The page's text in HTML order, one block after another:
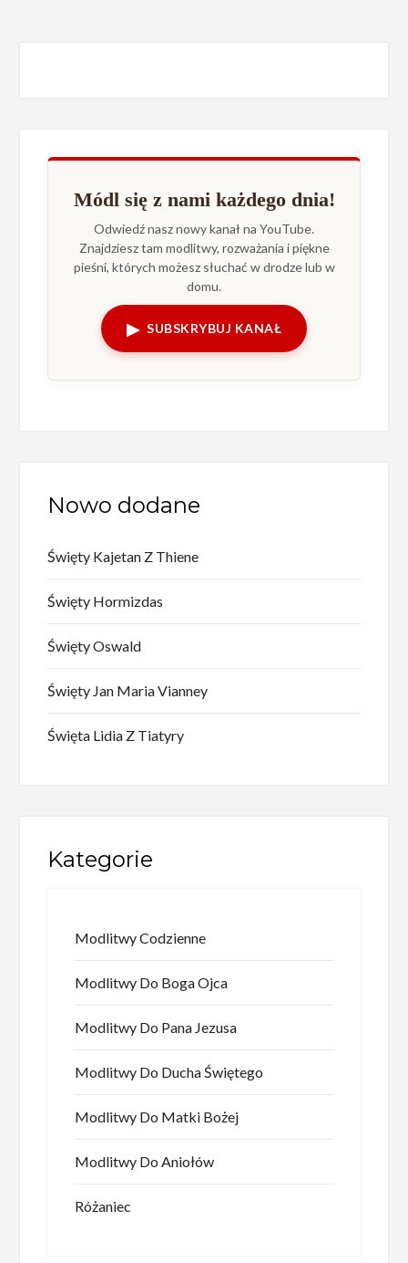
Módl się z nami każdego dnia!
Odwiedź nasz nowy kanał na YouTube.
Znajdziesz tam modlitwy, rozważania i piękne
pieśni, których możesz słuchać w drodze lub w
domu.
▶ SUBSKRYBUJ KANAŁ
Nowo dodane
Święty Kajetan Z Thiene
Święty Hormizdas
Święty Oswald
Święty Jan Maria Vianney
Święta Lidia Z Tiatyry
Kategorie
Modlitwy Codzienne
Modlitwy Do Boga Ojca
Modlitwy Do Pana Jezusa
Modlitwy Do Ducha Świętego
Modlitwy Do Matki Bożej
Modlitwy Do Aniołów
Różaniec